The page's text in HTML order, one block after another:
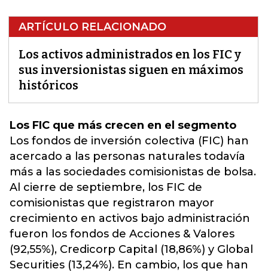
ARTÍCULO RELACIONADO
Los activos administrados en los FIC y
sus inversionistas siguen en máximos
históricos
Los FIC que más crecen en el segmento
Los fondos de inversión colectiva (FIC) han
acercado a las personas naturales todavía
más a las sociedades comisionistas de bolsa.
Al cierre de septiembre, los FIC de
comisionistas que registraron mayor
crecimiento en activos bajo administración
fueron los fondos de Acciones & Valores
(92,55%), Credicorp Capital (18,86%) y Global
Securities (13,24%). En cambio, los que han